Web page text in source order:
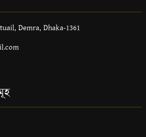
Demra, Dhaka-1361